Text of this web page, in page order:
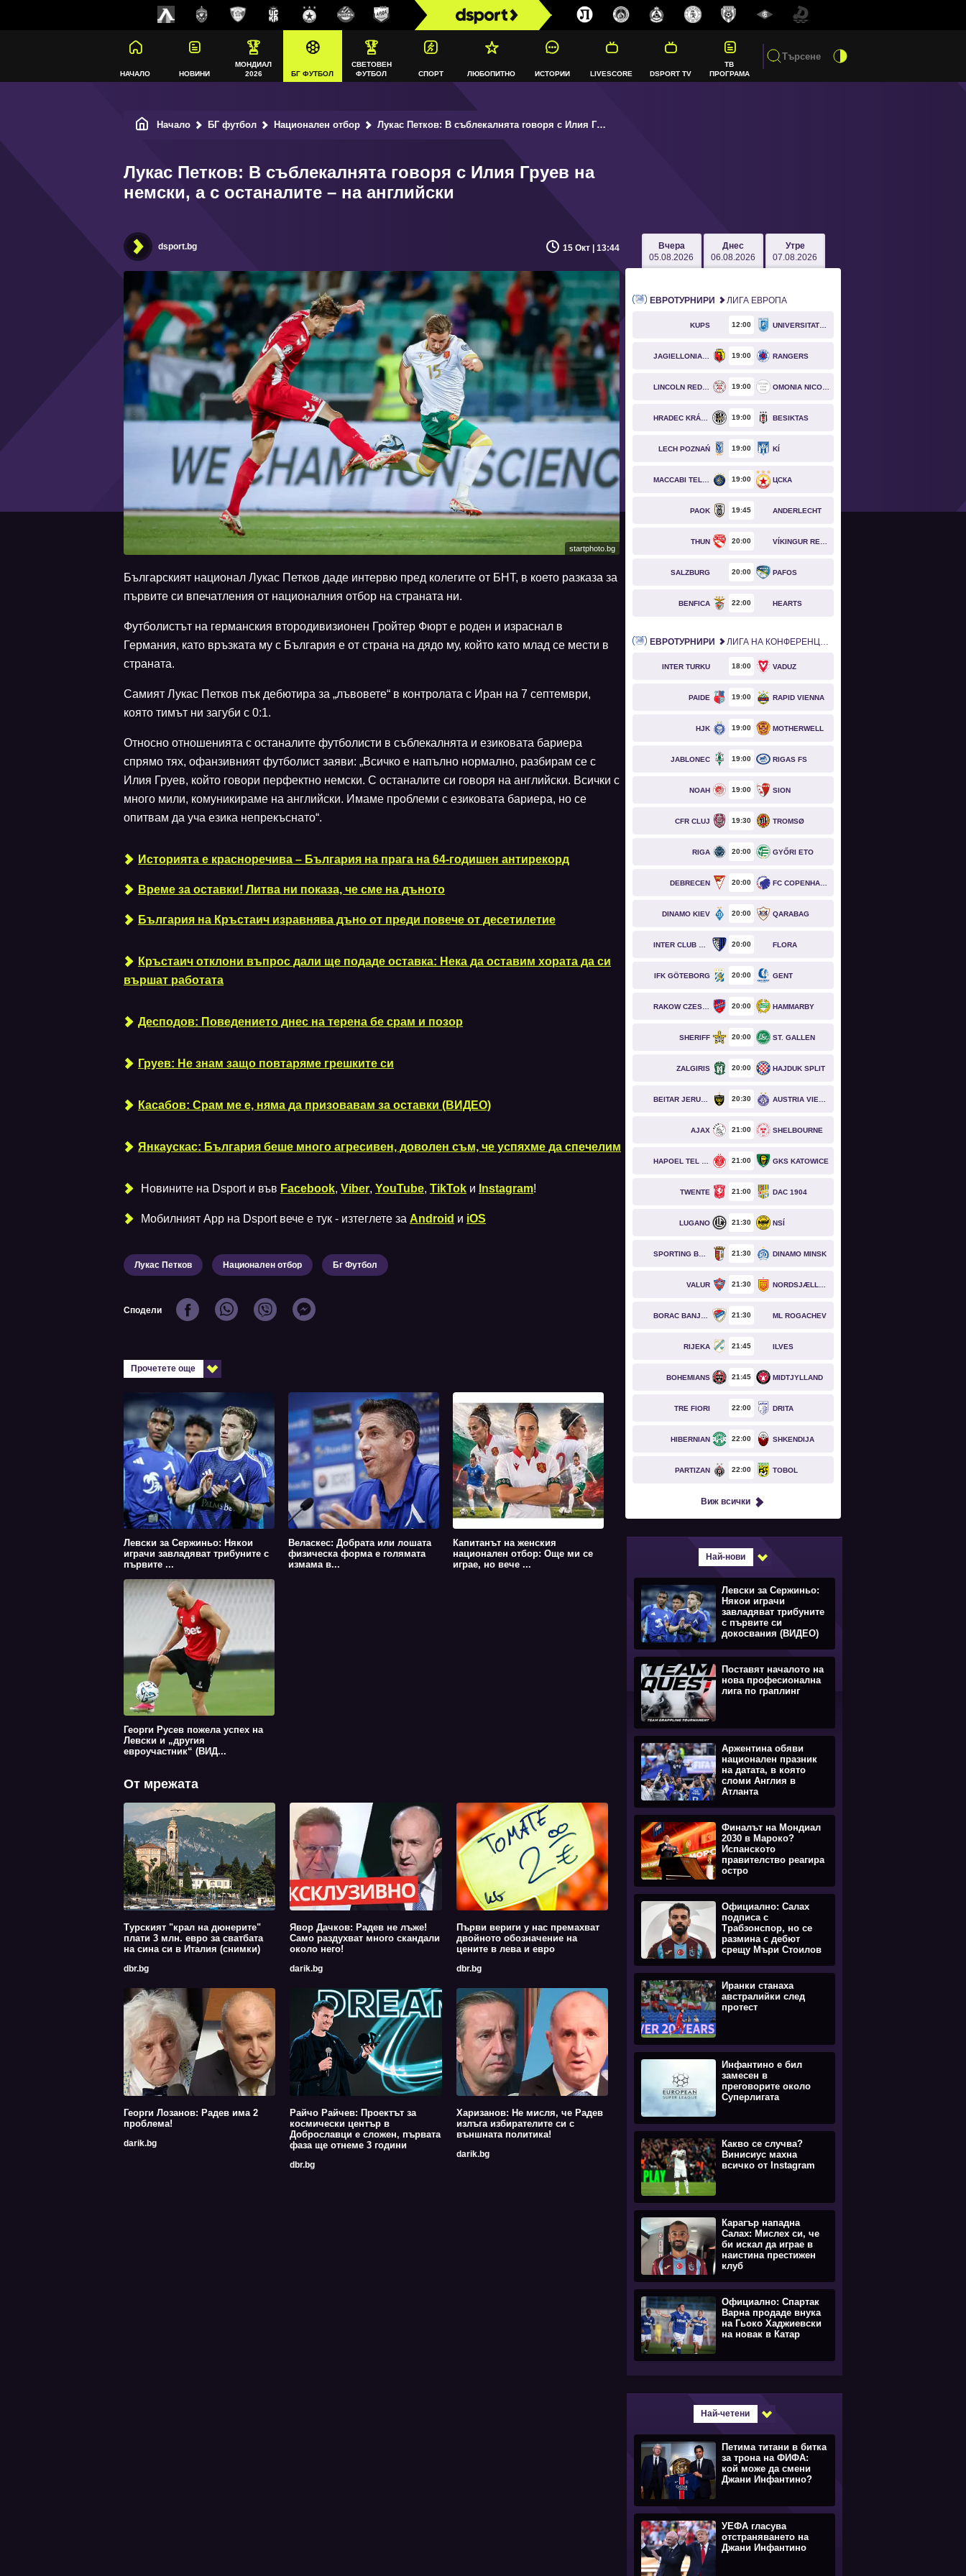
НАЧАЛО НОВИНИ
МОНДИАЛ
2026
БГ ФУТБОЛ
СВЕТОВЕН
ФУТБОЛ
СПОРТ ЛЮБОПИТНО ИСТОРИИ LIVESCORE DSPORT TV
ТВ
ПРОГРАМА
Начало БГ футбол Национален отбор Лукас Петков: В съблекалнята говоря с Илия Груев на немски, а с останалите – на английски
Лукас Петков: В съблекалнята говоря с Илия Груев на
немски, а с останалите – на английски
dsport.bg 15 Окт | 13:44
startphoto.bg
Българският национал Лукас Петков даде интервю пред колегите от БНТ, в което разказа за
първите си впечатления от националния отбор на страната ни.
Футболистът на германския втородивизионен Гройтер Фюрт е роден и израснал в
Германия, като връзката му с България е от страна на дядо му, който като млад се мести в
страната.
Самият Лукас Петков пък дебютира за „лъвовете“ в контролата с Иран на 7 септември,
която тимът ни загуби с 0:1.
Относно отношенията с останалите футболисти в съблекалнята и езиковата бариера
спрямо тях, офанзивният футболист заяви: „Всичко е напълно нормално, разбирам се с
Илия Груев, който говори перфектно немски. С останалите си говоря на английски. Всички с
много мили, комуникираме на английски. Имаме проблеми с езиковата бариера, но се
опитвам да уча езика непрекъснато“.
Историята е красноречива – България на прага на 64-годишен антирекорд
Време за оставки! Литва ни показа, че сме на дъното
България на Кръстаич изравнява дъно от преди повече от десетилетие
Кръстаич отклони въпрос дали ще подаде оставка: Нека да оставим хората да си
вършат работата
Десподов: Поведението днес на терена бе срам и позор
Груев: Не знам защо повтаряме грешките си
Касабов: Срам ме е, няма да призовавам за оставки (ВИДЕО)
Янкаускас: България беше много агресивен, доволен съм, че успяхме да спечелим
Новините на Dsport и във Facebook, Viber, YouTube, TikTok и Instagram!
Мобилният Аpp на Dsport вече е тук - изтеглете за Android и iOS
Лукас Петков Национален отбор Бг Футбол
Сподели
Прочетете още
Левски за Сержиньо: Някои
играчи завладяват трибуните с
първите ...
Веласкес: Добрата или лошата
физическа форма е голямата
измама в...
Капитанът на женския
национален отбор: Още ми се
играе, но вече ...
Георги Русев пожела успех на
Левски и „другия
евроучастник“ (ВИД...
От мрежата
Турският "крал на дюнерите"
плати 3 млн. евро за сватбата
на сина си в Италия (снимки)
dbr.bg
Явор Дачков: Радев не лъже!
Само раздухват много скандали
около него!
darik.bg
Първи вериги у нас премахват
двойното обозначение на
цените в лева и евро
dbr.bg
Георги Лозанов: Радев има 2
проблема!
darik.bg
Райчо Райчев: Проектът за
космически център в
Доброславци е сложен, първата
фаза ще отнеме 3 години
dbr.bg
Харизанов: Не мисля, че Радев
излъга избирателите си с
външната политика!
darik.bg
Вчера
05.08.2026
Днес
06.08.2026
Утре
07.08.2026
ЕВРОТУРНИРИ ЛИГА ЕВРОПА
KUPS 12 00
19 00 RANGERS
19 00
19 00 BESIKTAS
LECH POZNAŃ 19 00 KÍ
19 00 ЦСКА
PAOK 19 45 ANDERLECHT
THUN 20 00
SALZBURG 20 00 PAFOS
BENFICA 22 00 HEARTS
ЕВРОТУРНИРИ ЛИГА НА КОНФЕРЕНЦИИТЕ
INTER TURKU 18 00 VADUZ
PAIDE 19 00 RAPID VIENNA
HJK 19 00 MOTHERWELL
JABLONEC 19 00 RIGAS FS
NOAH 19 00 SION
CFR CLUJ 19 30 TROMSØ
RIGA 20 00 GYŐRI ETO
DEBRECEN 20 00
DINAMO KIEV 20 00 QARABAG
20 00 FLORA
IFK GÖTEBORG 20 00 GENT
20 00 HAMMARBY
SHERIFF 20 00 ST. GALLEN
ZALGIRIS 20 00 HAJDUK SPLIT
20 30
AJAX 21 00 SHELBOURNE
21 00 GKS KATOWICE
TWENTE 21 00 DAC 1904
LUGANO 21 30 NSÍ
21 30 DINAMO MINSK
VALUR 21 30
21 30 ML ROGACHEV
RIJEKA 21 45 ILVES
BOHEMIANS 21 45 MIDTJYLLAND
TRE FIORI 22 00 DRITA
HIBERNIAN 22 00 SHKENDIJA
PARTIZAN 22 00 TOBOL
Виж всички
Най-нови
Левски за Сержиньо:
Някои играчи
завладяват трибуните
с първите си
докосвания (ВИДЕО)
Поставят началото на
нова професионална
лига по граплинг
Аржентина обяви
национален празник
на датата, в която
сломи Англия в
Атланта
Финалът на Мондиал
2030 в Мароко?
Испанското
правителство реагира
остро
Официално: Салах
подписа с
Трабзонспор, но се
размина с дебют
срещу Мъри Стоилов
Иранки станаха
австралийки след
протест
Инфантино е бил
замесен в
преговорите около
Суперлигата
Какво се случва?
Винисиус махна
всичко от Instagram
Карагър нападна
Салах: Мислех си, че
би искал да играе в
наистина престижен
клуб
Официално: Спартак
Варна продаде внука
на Гьоко Хаджиевски
на новак в Катар
Най-четени
Петима титани в битка
за трона на ФИФА:
кой може да смени
Джани Инфантино?
УЕФА гласува
отстраняването на
Джани Инфантино